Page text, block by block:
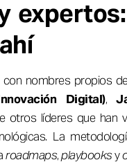
nombres propios
Digital),
otros líderes que han
La
roadmaps,playbooksy